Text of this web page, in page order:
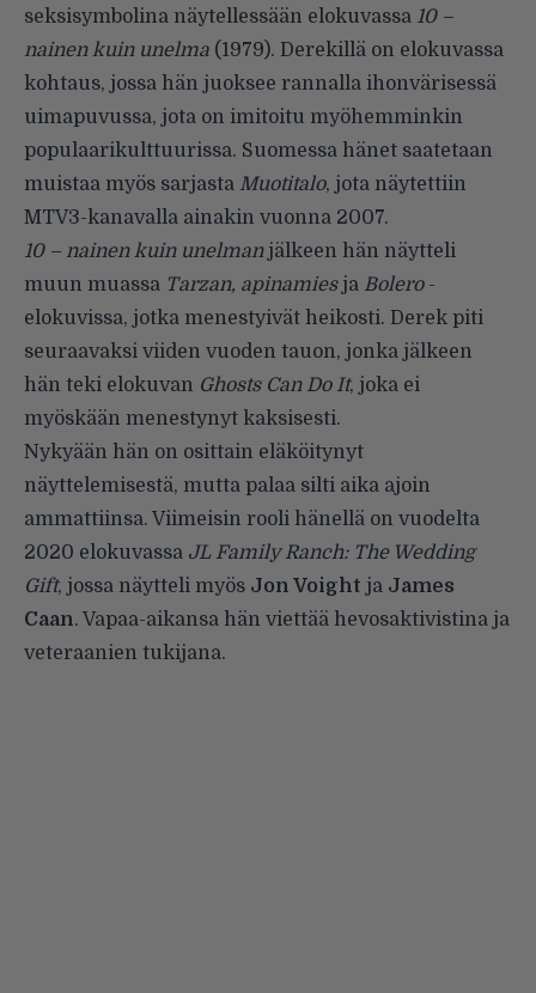
seksisymbolina näytellessään elokuvassa 10 –
nainen kuin unelma (1979). Derekillä on elokuvassa
kohtaus, jossa hän juoksee rannalla ihonvärisessä
uimapuvussa, jota on imitoitu myöhemminkin
populaarikulttuurissa. Suomessa hänet saatetaan
muistaa myös sarjasta Muotitalo, jota näytettiin
MTV3-kanavalla ainakin vuonna 2007.
10 – nainen kuin unelmanjälkeen hän näytteli
muun muassa Tarzan, apinamies ja Bolero-
elokuvissa, jotka menestyivät heikosti. Derek piti
seuraavaksi viiden vuoden tauon, jonka jälkeen
hän teki elokuvan Ghosts Can Do It, joka ei
myöskään menestynyt kaksisesti.
Nykyään hän on osittain eläköitynyt
näyttelemisestä, mutta palaa silti aika ajoin
ammattiinsa. Viimeisin rooli hänellä on vuodelta
2020 elokuvassa JL Family Ranch: The Wedding
Gift, jossa näytteli myös Jon Voight ja James
Caan. Vapaa-aikansa hän viettää hevosaktivistina ja
veteraanien tukijana.